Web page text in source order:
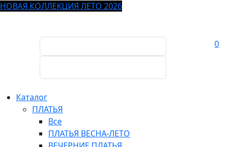
НОВАЯ КОЛЛЕКЦИЯ ЛЕТО 2026
0
Каталог
ПЛАТЬЯ
Все
ПЛАТЬЯ ВЕСНА-ЛЕТО